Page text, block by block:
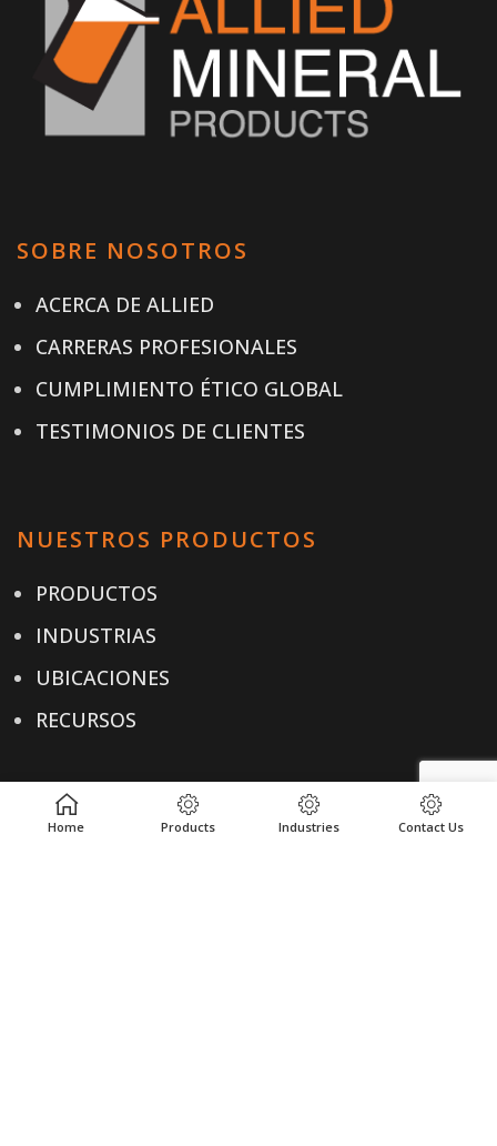
SOBRE NOSOTROS
ACERCA DE ALLIED
CARRERAS PROFESIONALES
CUMPLIMIENTO ÉTICO GLOBAL
TESTIMONIOS DE CLIENTES
NUESTROS PRODUCTOS
PRODUCTOS
INDUSTRIAS
UBICACIONES
RECURSOS
ENLACES ÚTILES
Home Products Industries Contact Us